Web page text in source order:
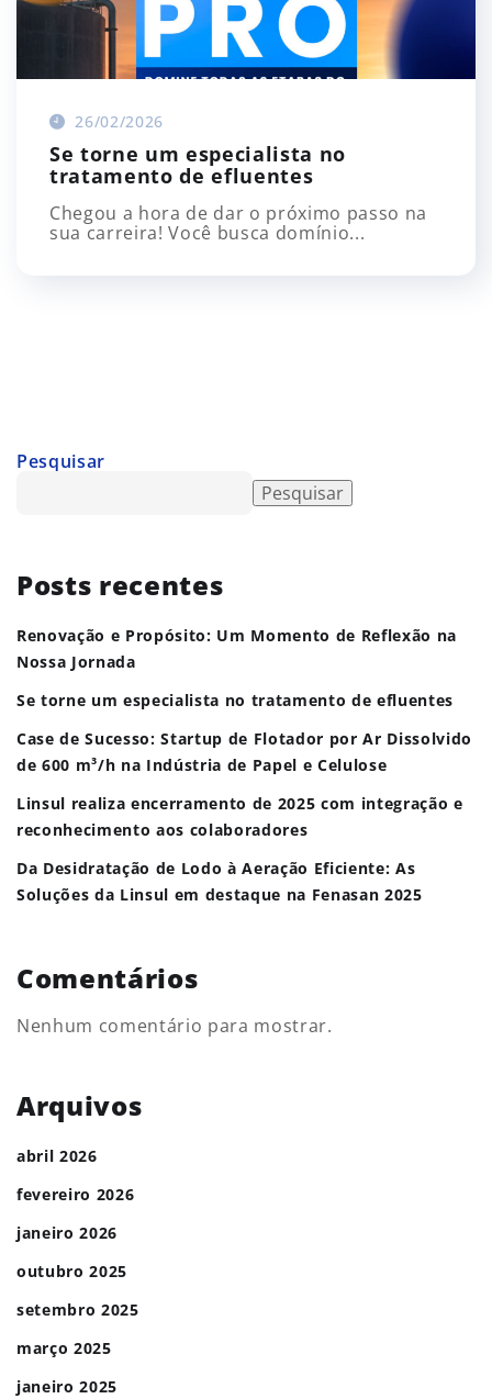
26/02/2026
Se torne um especialista no
tratamento de efluentes
Chegou a hora de dar o próximo passo na
sua carreira! Você busca domínio...
Pesquisar
Pesquisar
Posts recentes
Renovação e Propósito: Um Momento de Reflexão na
Nossa Jornada
Se torne um especialista no tratamento de efluentes
Case de Sucesso: Startup de Flotador por Ar Dissolvido
de 600 m³/h na Indústria de Papel e Celulose
Linsul realiza encerramento de 2025 com integração e
reconhecimento aos colaboradores
Da Desidratação de Lodo à Aeração Eficiente: As
Soluções da Linsul em destaque na Fenasan 2025
Comentários
Nenhum comentário para mostrar.
Arquivos
abril 2026
fevereiro 2026
janeiro 2026
outubro 2025
setembro 2025
março 2025
janeiro 2025